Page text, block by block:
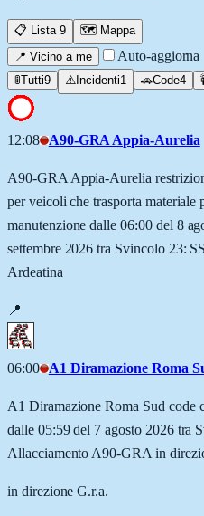
📋 Lista 9
🗺️ Mappa
📍 Vicino a me
Auto-aggiorna
🚦Tutti9 ⚠️ Incidenti1 🚗Code4
12:08 A90-GRA Appia-Aurelia
A90-GRA Appia-Aurelia
per veicoli che trasporta materiale
manutenzione dalle 06:00 del 8
settembre 2026 tra Svincolo 23:
Ardeatina
📍
06:00 A1 Diramazione Roma
A1 Diramazione Roma Sud code
dalle 05:59 del 7 agosto 2026 tra
Allacciamento A90-GRA in
in direzione G.r.a.